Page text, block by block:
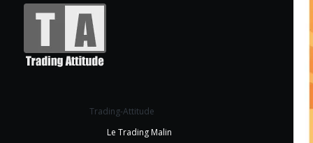
Trading-Attitude
Le Trading Malin